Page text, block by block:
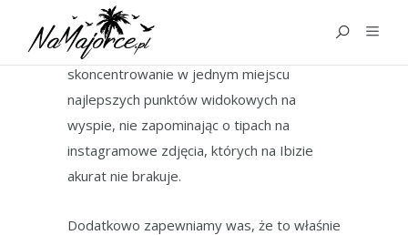
Kategoria „widoki na Ibizie”
skoncentrowanie w jednym miejscu
najlepszych punktów widokowych na
wyspie, nie zapominając o tipach na
instagramowe zdjęcia, których na Ibizie
akurat nie brakuje.
Dodatkowo zapewniamy was, że to właśnie